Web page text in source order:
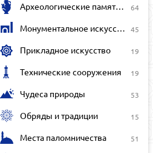
Археологические памятники 64
Монументальное искусство 45
Прикладное искусство 19
Технические сооружения 19
Чудеса природы 53
Обряды и традиции 15
Места паломничества 51